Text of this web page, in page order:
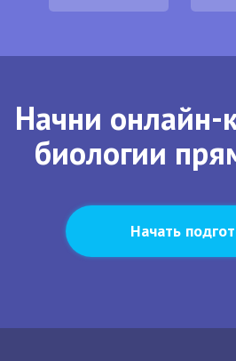
Начни онлайн-
биологии
Начать